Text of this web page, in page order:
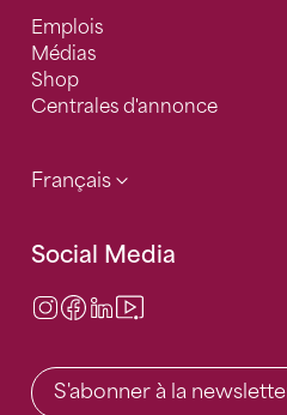
Emplois
Médias
Shop
Centrales d'annonce
Français
Social Media
Instagram
Facebook
LinkedIn
S'abonner à la